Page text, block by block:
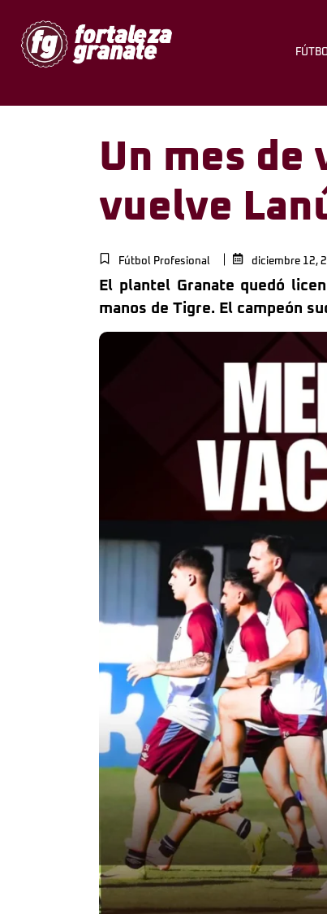
Un mes de
vuelve
Fútbol Profesional diciembre 12,
El plantel Granate quedó
manos de Tigre. El campeón